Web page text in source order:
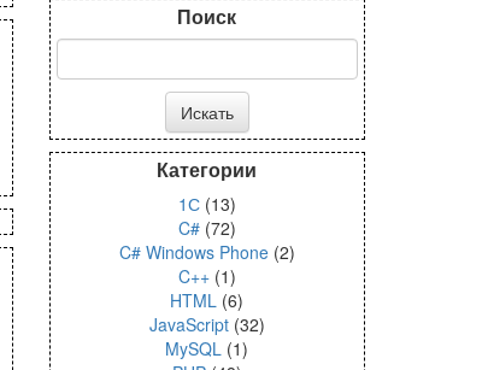
Поиск
Категории
1С(13)
C#(72)
C# Windows Phone(2)
C++(1)
HTML (6)
JavaScript(32)
MySQL (1)